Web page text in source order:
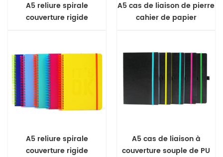
A5 reliure spirale
couverture rigide
A5 cas de liaison de pierre
cahier de papier
A5 reliure spirale
couverture rigide
A5 cas de liaison à
couverture souple de PU